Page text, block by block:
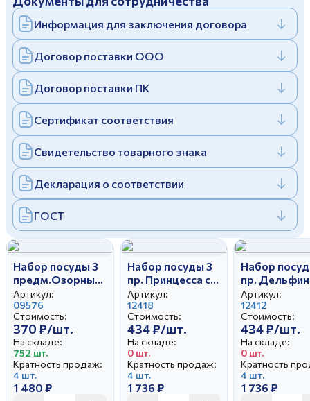
Информация для заключения договора
Договор поставки ООО
Договор поставки ПК
Сертификат соответствия
Свидетельство товарного знака
Декларация о соответствии
ГОСТ
Набор посуды 3
предм.Озорные
щенки (мис.300
мл,т200 мм мел.,
кружка 210 мл
Русское поле), ,
Артикул:
09576
Стоимость:
370 ₽/шт.
На складе:
752 шт.
Кратность продаж:
4 шт.
1 480 ₽
Набор посуды 3
пр. Принцесса с
другом И.У. (т
175мм гл кр,сал
360мм
круг,круж 210
мл Глория), ,
Артикул:
12418
Стоимость:
434 ₽/шт.
На складе:
0 шт.
Кратность продаж:
4 шт.
1 736 ₽
Набор
пр. Дельфин
Русалка И.У.
175мм гл
360мм
круг,круж
мл Глория), ,
Артикул:
12412
Стоимость:
434 ₽/шт.
На складе:
0 шт.
Кратность
4 шт.
1 736 ₽